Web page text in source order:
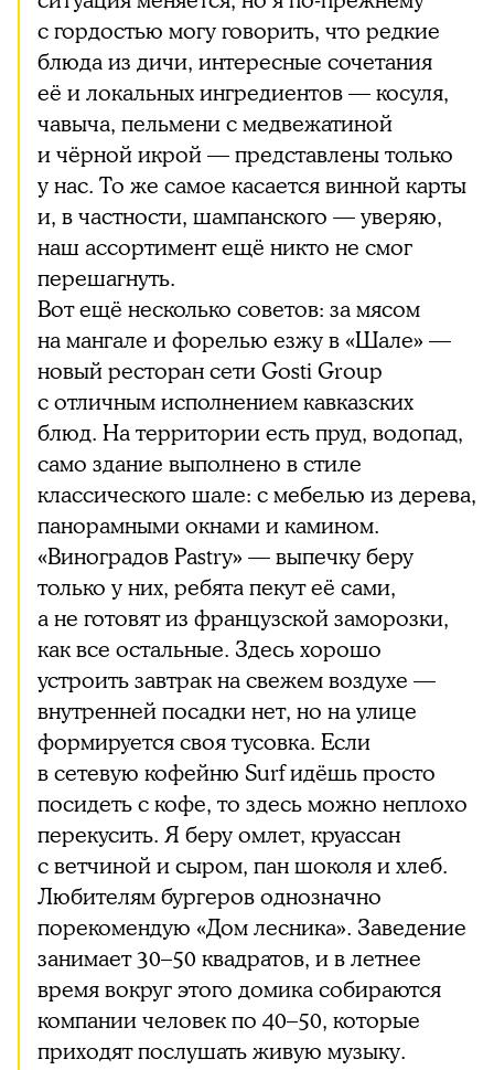
с гордостью могу говорить, что редкие
блюда из дичи, интересные сочетания
её и локальных ингредиентов — косуля,
чавыча, пельмени с медвежатиной
и чёрной икрой — представлены только
у нас. То же самое касается винной карты
и, в частности, шампанского — уверяю,
наш ассортимент ещё никто не смог
перешагнуть.
Вот ещё несколько советов: за мясом
на мангале и форелью езжу в «Шале» —
новый ресторан сети Gosti Group
с отличным исполнением кавказских
блюд. На территории есть пруд, водопад,
само здание выполнено в стиле
классического шале: с мебелью из дерева,
панорамными окнами и камином.
«Виноградов Pastry» — выпечку беру
только у них, ребята пекут её сами,
а не готовят из французской заморозки,
как все остальные. Здесь хорошо
устроить завтрак на свежем воздухе —
внутренней посадки нет, но на улице
формируется своя тусовка. Если
в сетевую кофейню Surf идёшь просто
посидеть с кофе, то здесь можно неплохо
перекусить. Я беру омлет, круассан
с ветчиной и сыром, пан шоколя и хлеб.
Любителям бургеров однозначно
порекомендую «Дом лесника». Заведение
занимает 30–50 квадратов, и в летнее
время вокруг этого домика собираются
компании человек по 40–50, которые
приходят послушать живую музыку.